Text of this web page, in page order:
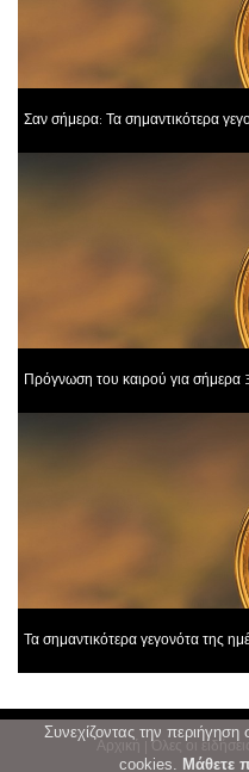
Σαν σήμερα: Τα σημαντικότερα
Πρόγνωση του καιρού για
Τα σημαντικότερα γεγονότα της
Αρχική |Όλες οι
Συνεχίζοντας την
cookies. Μάθετε